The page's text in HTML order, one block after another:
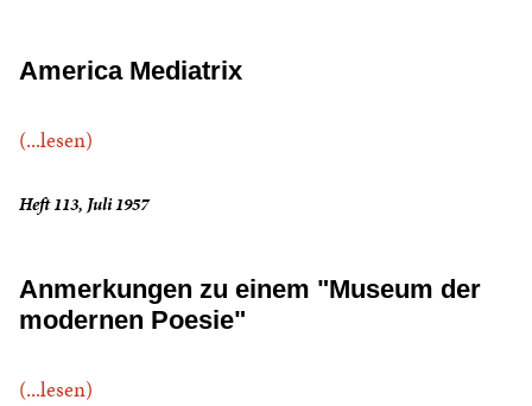
America Mediatrix
(...lesen)
Heft 113, Juli 1957
Anmerkungen zu einem "Museum der
modernen Poesie"
(...lesen)